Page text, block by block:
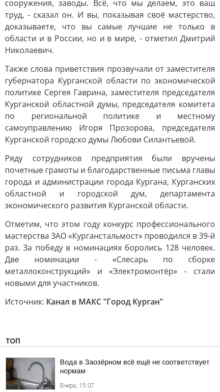
сооружения, заводы. Всё, что мы делаем, это ваш
труд, - сказал он. И вы, показывая своё мастерство,
доказываете, что вы самые лучшие не только в
области и в России, но и в мире, - отметил Дмитрий
Николаевич.
Также слова приветствия прозвучали от заместителя
губернатора Курганской области по экономической
политике Сергея Гаврина, заместителя председателя
Курганской областной думы, председателя комитета
по региональной политике и местному
самоуправлению Игоря Прозорова, председателя
Курганской городско думы Любови Силантьевой.
Ряду сотрудников предприятия были вручены
почетные грамоты и благодарственные письма главы
города и администрации города Кургана, Курганских
областной и городской дум, департамента
экономического развития Курганской области.
Отметим, что этом году конкурс профессионального
мастерства ЗАО «Курганстальмост» проводился в 39-й
раз. За победу в номинациях боролись 128 человек.
Две номинации - «Слесарь по сборке
металлоконструкций» и «Электромонтёр» - стали
новыми для участников.
Источник: Канал в МАКС "Город Курган"
ТОП
Вода в Заозёрном всё ещё не соответствует
нормам
Вчера, 15:07